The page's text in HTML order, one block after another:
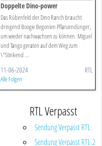
Doppelte Dino-power
Das Rübenfeld der Dino Ranch braucht
dringend Boogie Begonien Pflanzendünger,
um wieder nachwachsen zu können. Miguel
und Tango geraten auf dem Weg zum
\"Stinkend ...
11-06-2024 RTL
Alle Folgen
RTL Verpasst
Sendung Verpasst RTL
Sendung Verpasst RTL 2